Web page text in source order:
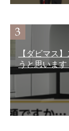
【ダビマス
うと思います